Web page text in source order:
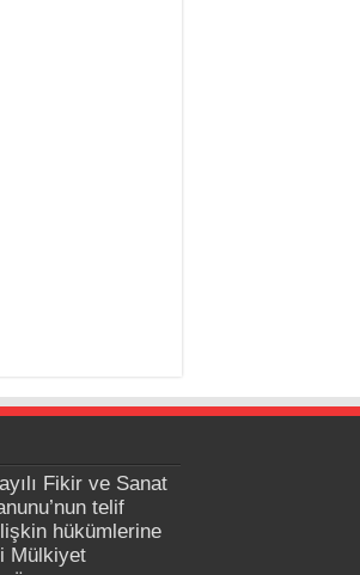
Fikir ve Sanat
telif
hükümlerine
Mülkiyet